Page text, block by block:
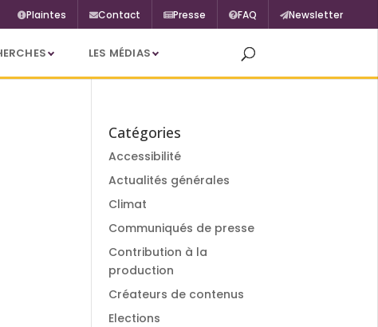
Plaintes Contact Presse FAQ Newsletter
LES MÉDIAS
Catégories
Accessibilité
Actualités générales
Climat
Communiqués de presse
Contribution à la
production
Créateurs de contenus
Elections